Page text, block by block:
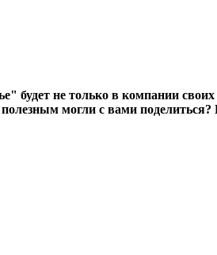
будет не только в компании
могли с вами поделиться?